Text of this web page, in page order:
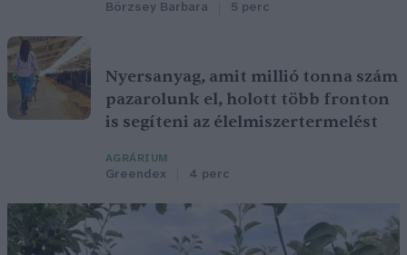
Börzsey Barbara 5 perc
Nyersanyag, amit millió tonna szám
pazarolunk el, holott több fronton
is segíteni az élelmiszertermelést
AGRÁRIUM
Greendex 4 perc